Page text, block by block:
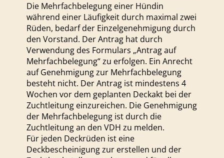
Die Mehrfachbelegung einer Hündin
während einer Läufigkeit durch maximal zwei
Rüden, bedarf der Einzelgenehmigung durch
den Vorstand. Der Antrag hat durch
Verwendung des Formulars „Antrag auf
Mehrfachbelegung“ zu erfolgen. Ein Anrecht
auf Genehmigung zur Mehrfachbelegung
besteht nicht. Der Antrag ist mindestens 4
Wochen vor dem geplanten Deckakt bei der
Zuchtleitung einzureichen. Die Genehmigung
der Mehrfachbelegung ist durch die
Zuchtleitung an den VDH zu melden.
Für jeden Deckrüden ist eine
Deckbescheinigung zur erstellen und der